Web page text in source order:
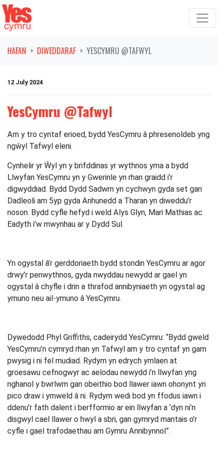
Symud ymlaen o'r llywio
HAFAN DIWEDDARAF YESCYMRU @TAFWYL
12 July 2024
YesCymru @Tafwyl
Am y tro cyntaf erioed, bydd YesCymru â phresenoldeb yng
ngŵyl Tafwyl eleni.
Cynhelir yr Ŵyl yn y brifddinas yr wythnos yma a bydd
Llwyfan YesCymru yn y Gwerinle yn rhan graidd i’r
digwyddiad. Bydd Dydd Sadwrn yn cychwyn gyda set gan
Dadleoli am 5yp gyda Anhunedd a Tharan yn diweddu’r
noson. Bydd cyfle hefyd i weld Alys Glyn, Mari Mathias ac
Eadyth i’w mwynhau ar y Dydd Sul.
Yn ogystal â’r gerddoriaeth bydd stondin YesCymru ar agor
drwy’r penwythnos, gyda nwyddau newydd ar gael yn
ogystal â chyfle i drin a thrafod annibyniaeth yn ogystal ag
ymuno neu ail-ymuno â YesCymru.
Dywedodd Phyl Griffiths, cadeirydd YesCymru: “Bydd gweld
YesCymru’n cymryd rhan yn Tafwyl am y tro cyntaf yn gam
pwysig i ni fel mudiad. Rydym yn edrych ymlaen at
groesawu cefnogwyr ac aelodau newydd i’n llwyfan yng
nghanol y bwrlwm gan obeithio bod llawer iawn ohonynt yn
pico draw i ymweld â ni. Rydym wedi bod yn ffodus iawn i
ddenu’r fath dalent i berfformio ar ein llwyfan a ‘dyn ni’n
disgwyl cael llawer o hwyl a sbri, gan gymryd mantais o’r
cyfle i gael trafodaethau am Gymru Annibynnol”.